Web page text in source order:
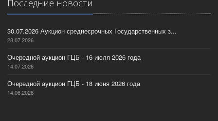
Последние новости
30.07.2026 Аукцион среднесрочных Государственных з...
28.07.2026
Очередной аукцион ГЦБ - 16 июля 2026 года
14.07.2026
Очередной аукцион ГЦБ - 18 июня 2026 года
14.06.2026